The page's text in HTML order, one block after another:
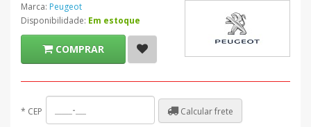
Marca: Peugeot
Disponibilidade: Em estoque
COMPRAR
* CEP Calcular frete